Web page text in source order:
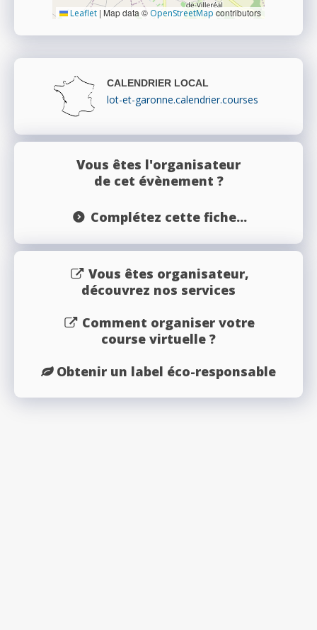
Leaflet | Map data © OpenStreetMap contributors
CALENDRIER LOCAL
lot-et-garonne.calendrier.courses
Vous êtes l'organisateur
de cet évènement ?
Complétez cette fiche...
Vous êtes organisateur,
découvrez nos services
Comment organiser votre
course virtuelle ?
Obtenir un label éco-responsable